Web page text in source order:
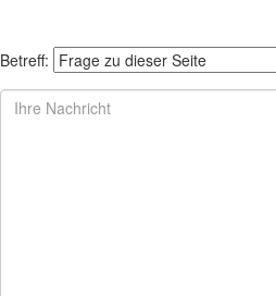
Betreff: